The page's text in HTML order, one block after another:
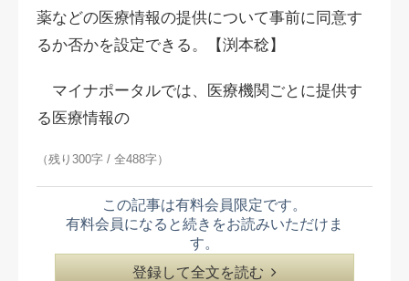
薬などの医療情報の提供について事前に同意す
るか否かを設定できる。【渕本稔】
マイナポータルでは、医療機関ごとに提供す
る医療情報の
（残り300字 / 全488字）
この記事は有料会員限定です。
有料会員になると続きをお読みいただけま
す。
登録して全文を読む